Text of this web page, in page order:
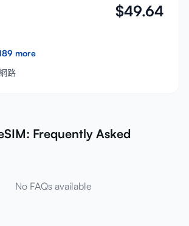
$49.64
more
路
Frequently Asked
No FAQs available